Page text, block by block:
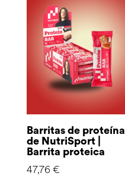
Barritas de proteína
de NutriSport |
Barrita proteica
47,76 €